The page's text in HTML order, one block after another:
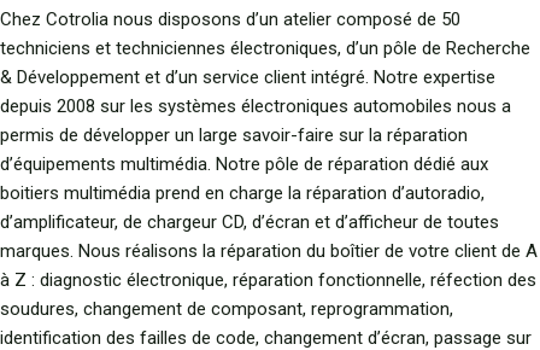
Chez Cotrolia nous disposons d’un atelier composé de 50
techniciens et techniciennes électroniques, d’un pôle de Recherche
& Développement et d’un service client intégré. Notre expertise
depuis 2008 sur les systèmes électroniques automobiles nous a
permis de développer un large savoir-faire sur la réparation
d’équipements multimédia. Notre pôle de réparation dédié aux
boitiers multimédia prend en charge la réparation d’autoradio,
d’amplificateur, de chargeur CD, d’écran et d’afficheur de toutes
marques. Nous réalisons la réparation du boîtier de votre client de A
à Z : diagnostic électronique, réparation fonctionnelle, réfection des
soudures, changement de composant, reprogrammation,
identification des failles de code, changement d’écran, passage sur